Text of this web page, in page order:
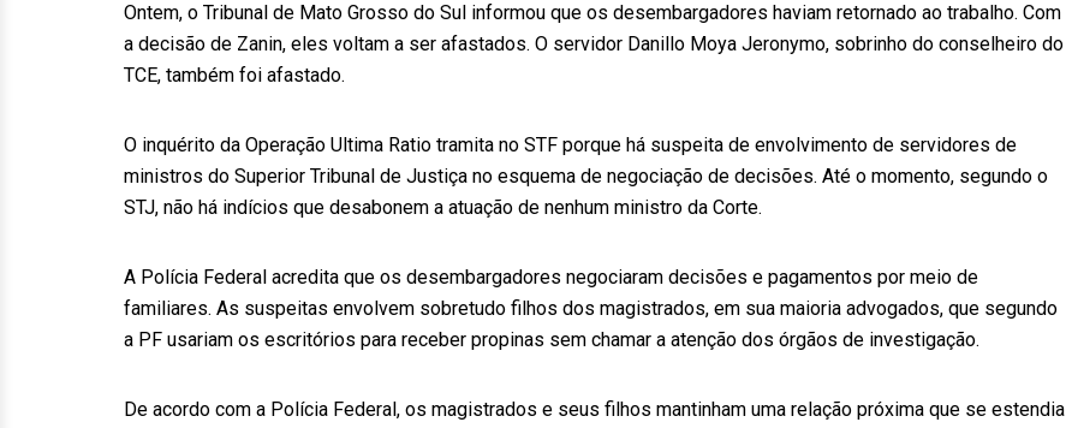
Ontem, o Tribunal de Mato Grosso do Sul informou que os desembargadores haviam retornado ao trabalho. Com
a decisão de Zanin, eles voltam a ser afastados. O servidor Danillo Moya Jeronymo, sobrinho do conselheiro do
TCE, também foi afastado.
O inquérito da Operação Ultima Ratio tramita no STF porque há suspeita de envolvimento de servidores de
ministros do Superior Tribunal de Justiça no esquema de negociação de decisões. Até o momento, segundo o
STJ, não há indícios que desabonem a atuação de nenhum ministro da Corte.
A Polícia Federal acredita que os desembargadores negociaram decisões e pagamentos por meio de
familiares. As suspeitas envolvem sobretudo filhos dos magistrados, em sua maioria advogados, que segundo
a PF usariam os escritórios para receber propinas sem chamar a atenção dos órgãos de investigação.
De acordo com a Polícia Federal, os magistrados e seus filhos mantinham uma relação próxima que se estendia